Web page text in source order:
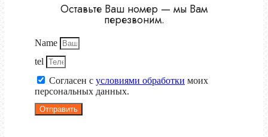
Оставьте Ваш номер — мы Вам
перезвоним.
Name
tel
Согласен с условиями обработки моих
персональных данных.
Отправить